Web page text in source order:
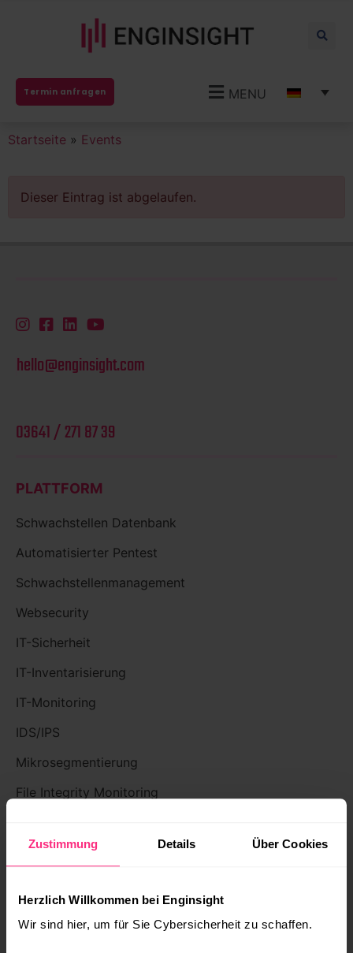
Zustimmung Details Über Cookies
Herzlich Willkommen bei Enginsight
Wir sind hier, um für Sie Cybersicherheit zu schaffen.
Termin anfragen MENU
Startseite » Events
Dieser Eintrag ist abgelaufen.
hello@enginsight.com
03641 / 271 87 39
PLATTFORM
Schwachstellen Datenbank
Automatisierter Pentest
Schwachstellenmanagement
Websecurity
IT-Sicherheit
IT-Inventarisierung
IT-Monitoring
IDS/IPS
Mikrosegmentierung
File Integrity Monitoring
DIREKT LOSLEGEN
Demo
Dokumentation